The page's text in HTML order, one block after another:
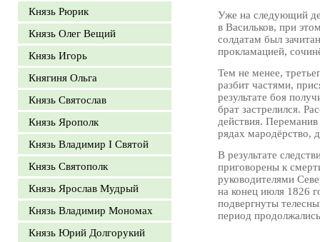
Князь Рюрик
Князь Олег Вещий
Князь Игорь
Княгиня Ольга
Князь Святослав
Князь Ярополк
Князь Владимир I Святой
Князь Святополк
Князь Ярослав Мудрый
Князь Владимир Мономах
Князь Юрий Долгорукий
Уже на следующий
в Васильков, при
солдатам был
прокламацией,
Тем не менее,
разбит частями,
результате боя
брат застрелился.
действия.
рядах мародёрство,
В результате
приговорены к
руководителями
на конец июля 1826
подвергнуты
период